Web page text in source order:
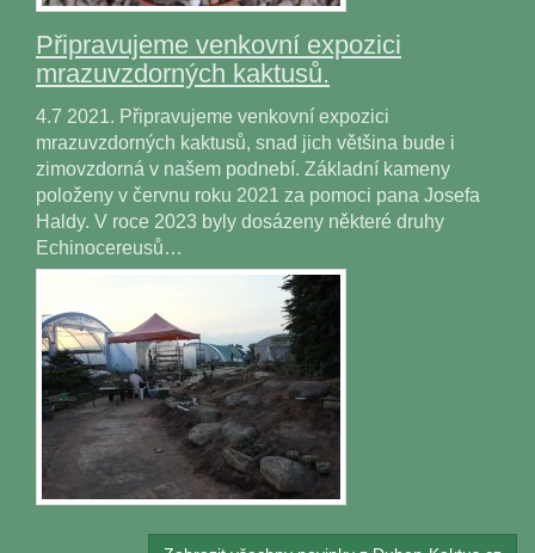
Připravujeme venkovní expozici
mrazuvzdorných kaktusů.
4.7 2021. Připravujeme venkovní expozici
mrazuvzdorných kaktusů, snad jich většina bude i
zimovzdorná v našem podnebí. Základní kameny
položeny v červnu roku 2021 za pomoci pana Josefa
Haldy. V roce 2023 byly dosázeny některé druhy
Echinocereusů…